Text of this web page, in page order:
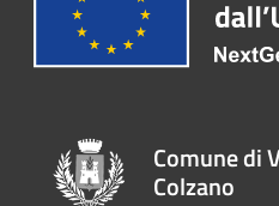
Comune di
Colzano